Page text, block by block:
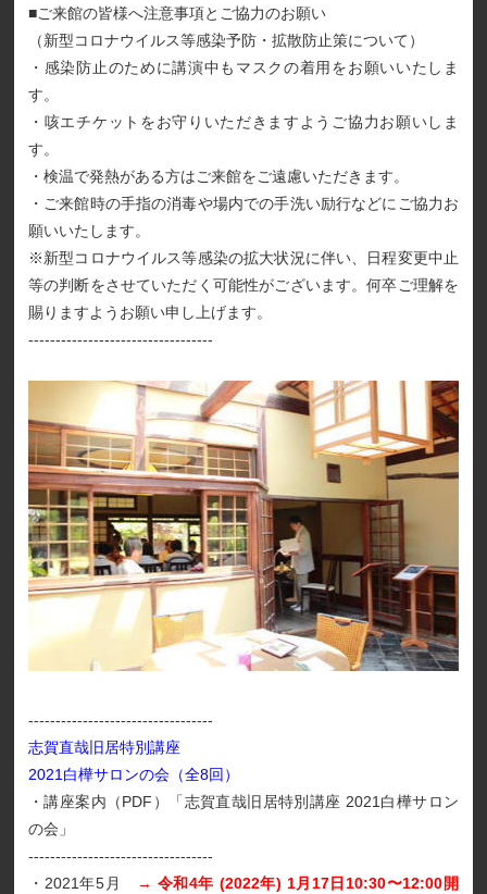
■ご来館の皆様へ注意事項とご協力のお願い
（新型コロナウイルス等感染予防・拡散防止策について）
・感染防止のために講演中もマスクの着用をお願いいたしま
す。
・咳エチケットをお守りいただきますようご協力お願いしま
す。
・検温で発熱がある方はご来館をご遠慮いただきます。
・ご来館時の手指の消毒や場内での手洗い励行などにご協力お
願いいたします。
※新型コロナウイルス等感染の拡大状況に伴い、日程変更中止
等の判断をさせていただく可能性がございます。何卒ご理解を
賜りますようお願い申し上げます。
----------------------------------
----------------------------------
志賀直哉旧居特別講座
2021白樺サロンの会（全8回）
・講座案内（PDF）
「志賀直哉旧居特別講座 2021白樺サロン
の会」
----------------------------------
・2021年5月
→ 令和4年 (2022年) 1月17日10:30〜12:00開